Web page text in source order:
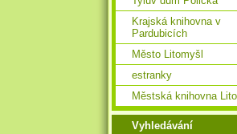
Krajská knihovna v
Pardubicích
Město Litomyšl
estranky
Městská knihovna
Vyhledávání